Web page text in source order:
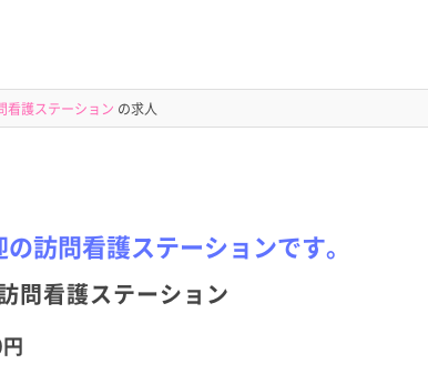
護ステーション の求人
訪問看護ステーションです。
問看護ステーション